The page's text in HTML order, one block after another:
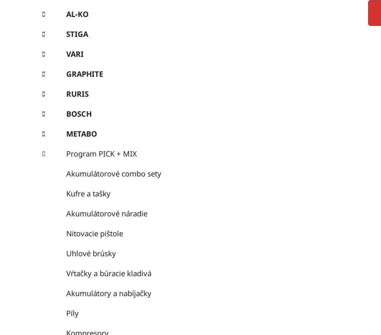
AL-KO
STIGA
VARI
GRAPHITE
RURIS
BOSCH
METABO
Program PICK + MIX
Akumulátorové combo sety
Kufre a tašky
Akumulátorové náradie
Nitovacie pištole
Uhlové brúsky
Vŕtačky a búracie kladivá
Akumulátory a nabíjačky
Píly